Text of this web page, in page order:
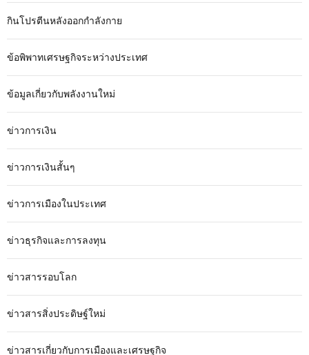
กินโปรตีนหลังออกกำลังกาย
ข้อพิพาทเศรษฐกิจระหว่างประเทศ
ข้อมูลเกี่ยวกับพลังงานใหม่
ข่าวการเงิน
ข่าวการเงินสั้นๆ
ข่าวการเมืองในประเทศ
ข่าวธุรกิจและการลงทุน
ข่าวสารรอบโลก
ข่าวสารสิ่งประดิษฐ์ใหม่
ข่าวสารเกี่ยวกับการเมืองและเศรษฐกิจ